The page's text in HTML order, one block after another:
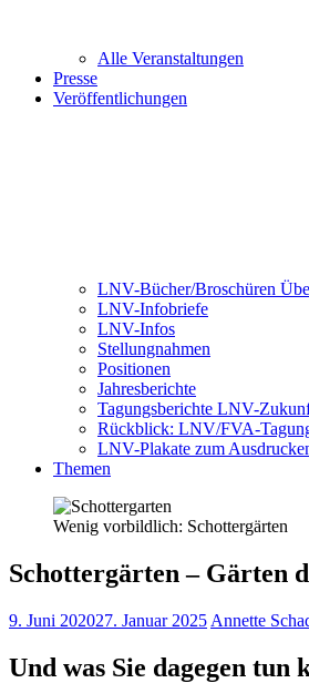
Alle Veranstaltungen
Presse
Veröffentlichungen
LNV-Bücher/Broschüren
LNV-Infobriefe
LNV-Infos
Stellungnahmen
Positionen
Jahresberichte
Tagungsberichte LNV-
Rückblick: LNV/FVA-
LNV-Plakate zum
Themen
Wenig vorbildlich: Schottergärten
Schottergärten – Gärten
9. Juni 202027. Januar 2025 Annette
Und was Sie dagegen tun